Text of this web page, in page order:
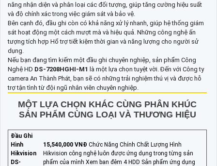
năng nhận diện và phân loại các đối tượng, giúp tăng cường hiệu suất
và độ chính xác trong việc giám sát và bảo vệ.
Bên cạnh đó, đầu ghi còn có khả năng xử lý nhanh, giúp hệ thống giám
sát hoạt động một cách mượt mà và hiệu quả. Những công nghệ ấn
tượng tích hợp Hổ trợ tiết kiệm thời gian và năng lượng cho người sử
dụng.
Nếu bạn đang tìm kiếm một đầu ghi chuyên nghiệp, sản phẩm Công
Nghệ HD DS-7208HGHI-M1 là một lựa chọn tuyệt vời. Đến với Công ty
camera An Thành Phát, bạn sẽ có những trải nghiệm thú vị và được hỗ
trợ tận tình từ đội ngũ nhân viên chuyên nghiệp.
MỘT LỰA CHỌN KHÁC CÙNG PHÂN KHÚC
SẢN PHẨM CÙNG LOẠI VÀ THƯƠNG HIỆU
Đầu Ghi
Hình
Hikvision
DS-
15,540,000 VNĐ Chức Năng Chính Chất Lượng Hình
Hikvision công nghệ luôn được ứng dụng trong từng sản
phẩm của mình Xem ban đêm 4 HDD Sản phẩm ứng dụng